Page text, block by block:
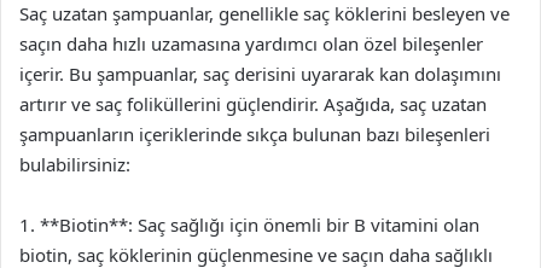
Saç uzatan şampuanlar, genellikle saç köklerini besleyen ve
saçın daha hızlı uzamasına yardımcı olan özel bileşenler
içerir. Bu şampuanlar, saç derisini uyararak kan dolaşımını
artırır ve saç foliküllerini güçlendirir. Aşağıda, saç uzatan
şampuanların içeriklerinde sıkça bulunan bazı bileşenleri
bulabilirsiniz:
1. **Biotin**: Saç sağlığı için önemli bir B vitamini olan
biotin, saç köklerinin güçlenmesine ve saçın daha sağlıklı